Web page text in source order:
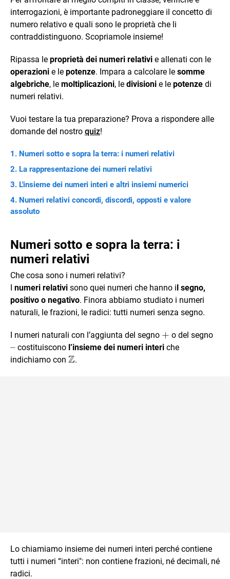
interrogazioni, è importante padroneggiare il concetto di
numero relativo e quali sono le proprietà che li
contraddistinguono. Scopriamole insieme!
Ripassa le proprietà dei numeri relativi e allenati con le
operazioni e le potenze. Impara a calcolare le somme
algebriche, le moltiplicazioni, le divisioni e le potenze di
numeri relativi.
Vuoi testare la tua preparazione? Prova a rispondere alle
domande del nostro quiz!
Numeri sotto e sopra la terra: i numeri relativi
La rappresentazione dei numeri relativi
L'insieme dei numeri interi e altri insiemi numerici
Numeri relativi concordi, discordi, opposti e valore
assoluto
Numeri sotto e sopra la terra: i
numeri relativi
Che cosa sono i numeri relativi?
I numeri relativi sono quei numeri che hanno il segno,
positivo o negativo. Finora abbiamo studiato i numeri
naturali, le frazioni, le radici: tutti numeri senza segno.
I numeri naturali con l’aggiunta del segno +
+ o del segno
– costituiscono l’insieme dei numeri interi che
indichiamo con \mathbb{Z}
Z.
Lo chiamiamo insieme dei numeri interi perché contiene
tutti i numeri “interi": non contiene frazioni, né decimali, né
radici.